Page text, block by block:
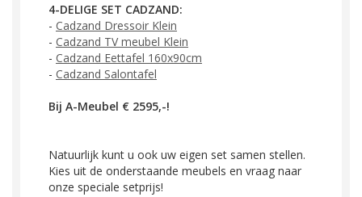
4-DELIGE SET CADZAND:
- Cadzand Dressoir Klein
- Cadzand TV meubel Klein
- Cadzand Eettafel 160x90cm
- Cadzand Salontafel
Bij A-Meubel € 2595,-!
Natuurlijk kunt u ook uw eigen set samen stellen.
Kies uit de onderstaande meubels en vraag naar
onze speciale setprijs!